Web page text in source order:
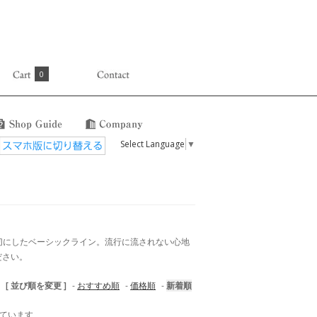
0
Select Language ▼
したベーシックライン。流行に流されない心地
い。
[ 並び順を変更 ] - おすすめ順 -価格順 -新着順
います